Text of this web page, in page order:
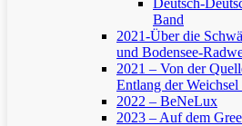
Band
2021-Über die
und Bodensee-
2021 – Von der
Entlang der Weichsel
2022 – BeNeLux
2023 – Auf dem